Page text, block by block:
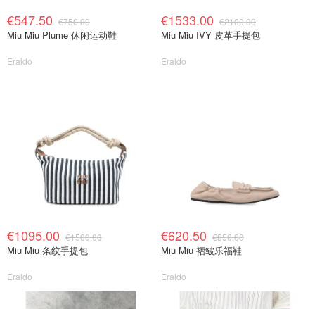
€547.50 €750.00
Miu Miu Plume 休闲运动鞋
Eraldo
€1533.00 €2100.00
Miu Miu IVY 皮革手提包
Eraldo
€1095.00 €1500.00
Miu Miu 条纹手提包
Eraldo
€620.50 €850.00
Miu Miu 褶皱乐福鞋
Eraldo